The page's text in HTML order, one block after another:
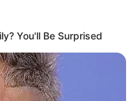
You'll Be Surprised